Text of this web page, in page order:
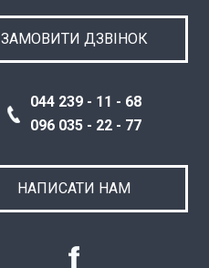
ЗАМОВИТИ ДЗВІНОК
044 239 - 11 - 68
096 035 - 22 - 77
НАПИСАТИ НАМ